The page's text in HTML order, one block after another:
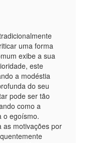
uma forma
exibe a sua
este
a modéstia
do seu
pode ser tão
como a
o egoísmo.
as motivações por